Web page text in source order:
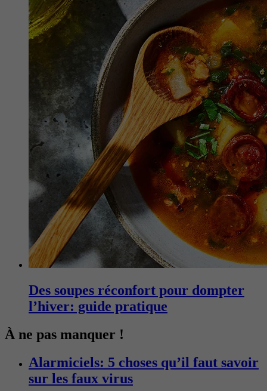
Des soupes réconfort pour dompter
l’hiver: guide pratique
À ne pas manquer !
Alarmiciels: 5 choses qu’il faut savoir
sur les faux virus